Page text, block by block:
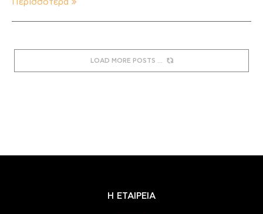
Περισσότερα
LOAD MORE POSTS
Η ΕΤΑΙΡΕΙΑ